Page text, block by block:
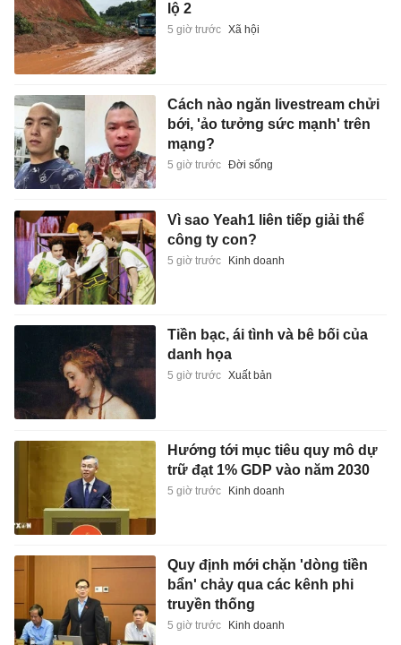
lộ 2
5 giờ trước Xã hội
Cách nào ngăn livestream chửi
bới, 'ảo tưởng sức mạnh' trên
mạng?
5 giờ trước Đời sống
Vì sao Yeah1 liên tiếp giải thể
công ty con?
5 giờ trước Kinh doanh
Tiền bạc, ái tình và bê bối của
danh họa
5 giờ trước Xuất bản
Hướng tới mục tiêu quy mô dự
trữ đạt 1% GDP vào năm 2030
5 giờ trước Kinh doanh
Quy định mới chặn 'dòng tiền
bẩn' chảy qua các kênh phi
truyền thống
5 giờ trước Kinh doanh